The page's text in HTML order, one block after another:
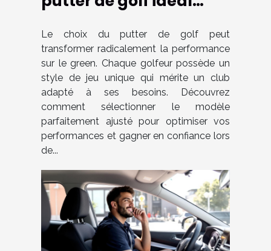
Le choix du putter de golf peut
transformer radicalement la performance
sur le green. Chaque golfeur possède un
style de jeu unique qui mérite un club
adapté à ses besoins. Découvrez
comment sélectionner le modèle
parfaitement ajusté pour optimiser vos
performances et gagner en confiance lors
de...